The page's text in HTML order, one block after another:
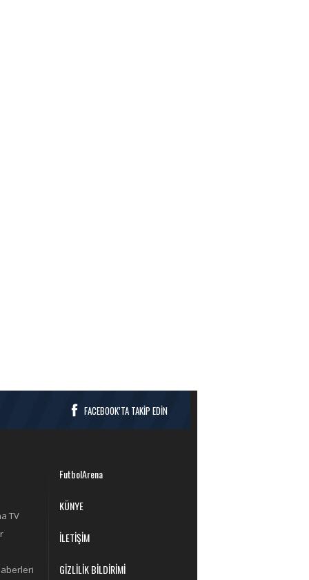
FACEBOOK’TA TAKİP EDİN
TV
FutbolArena
KÜNYE
İLETİŞİM
GİZLİLİK BİLDİRİMİ